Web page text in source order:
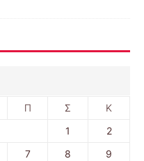
Π Σ Κ
1
2
7 8
9